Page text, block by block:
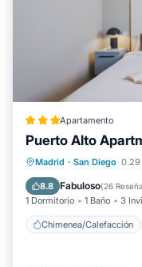
Apartamento
Puerto Alto
Madrid · San Diego 0.29
8.8 Fabuloso(26
1 Dormitorio 1 Baño 3
Chimenea/Calefacción
Chimenea/
Aparcamiento